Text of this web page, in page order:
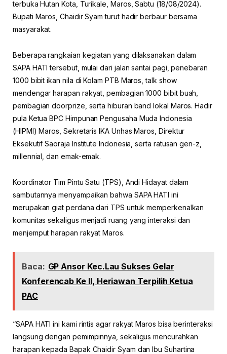
terbuka Hutan Kota, Turikale, Maros, Sabtu (18/08/2024).
Bupati Maros, Chaidir Syam turut hadir berbaur bersama
masyarakat.
Beberapa rangkaian kegiatan yang dilaksanakan dalam
SAPA HATI tersebut, mulai dari jalan santai pagi, penebaran
1000 bibit ikan nila di Kolam PTB Maros, talk show
mendengar harapan rakyat, pembagian 1000 bibit buah,
pembagian doorprize, serta hiburan band lokal Maros. Hadir
pula Ketua BPC Himpunan Pengusaha Muda Indonesia
(HIPMI) Maros, Sekretaris IKA Unhas Maros, Direktur
Eksekutif Saoraja Institute Indonesia, serta ratusan gen-z,
millennial, dan emak-emak.
Koordinator Tim Pintu Satu (TPS), Andi Hidayat dalam
sambutannya menyampaikan bahwa SAPA HATI ini
merupakan giat perdana dari TPS untuk memperkenalkan
komunitas sekaligus menjadi ruang yang interaksi dan
menjemput harapan rakyat Maros.
Baca: GP Ansor Kec.Lau Sukses Gelar
Konferencab Ke II, Heriawan Terpilih Ketua
PAC
“SAPA HATI ini kami rintis agar rakyat Maros bisa berinteraksi
langsung dengan pemimpinnya, sekaligus mencurahkan
harapan kepada Bapak Chaidir Syam dan Ibu Suhartina